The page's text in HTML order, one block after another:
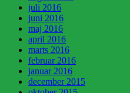
juli 2016
juni 2016
maj 2016
april 2016
marts 2016
februar 2016
januar 2016
december 2015